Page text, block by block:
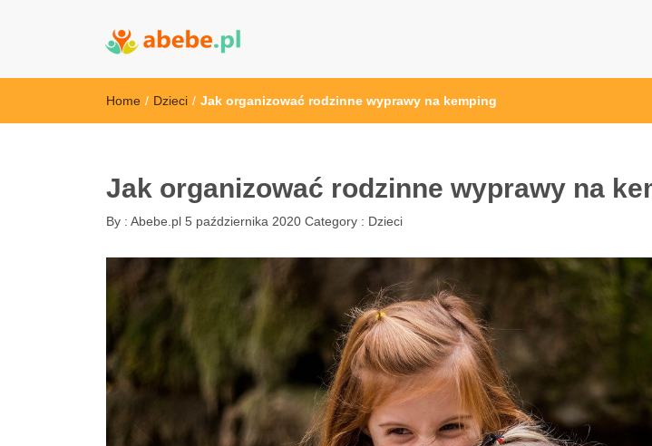
Wszystko dla dzieci - Polska
Home / Dzieci / Jak organizować rodzinne wyprawy na kemping
Jak organizować rodzinne wyprawy na
By : Abebe.pl 5 października 2020 Category : Dzieci